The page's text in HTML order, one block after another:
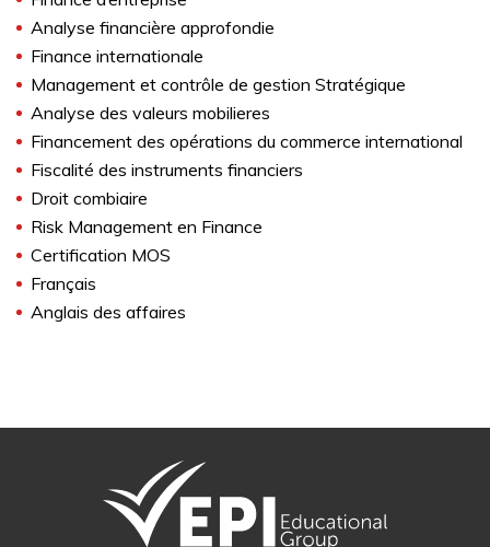
Analyse financière approfondie
Finance internationale
Management et contrôle de gestion Stratégique
Analyse des valeurs mobilieres
Financement des opérations du commerce international
Fiscalité des instruments financiers
Droit combiaire
Risk Management en Finance
Certification MOS
Français
Anglais des affaires